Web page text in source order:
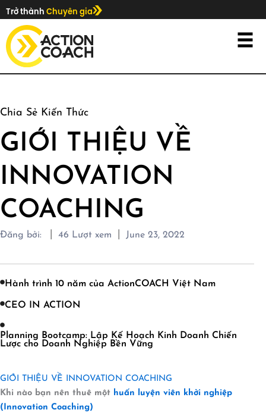
Trở thành Chuyên gia
Chia Sẻ Kiến Thức
GIỚI THIỆU VỀ
INNOVATION
COACHING
Đăng bởi: 46 Lượt xem June 23, 2022
Hành trình 10 năm của ActionCOACH Việt Nam
CEO IN ACTION
Planning Bootcamp: Lập Kế Hoạch Kinh Doanh Chiến
Lược cho Doanh Nghiệp Bền Vững
GIỚI THIỆU VỀ INNOVATION COACHING
Khi nào bạn nên thuê một huấn luyện viên khởi nghiệp
(Innovation Coaching)